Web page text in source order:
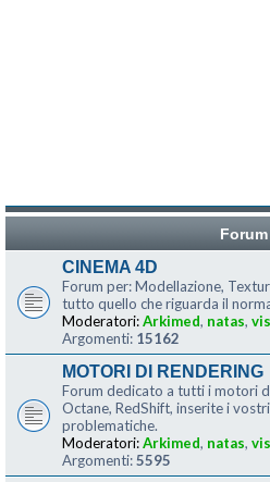
Forum
CINEMA 4D
Forum per: Modellazione,
tutto quello che riguarda il
Moderatori:Arkimed, natas,
Argomenti: 15162
MOTORI DI RENDERING
Forum dedicato a tutti i motori
Octane, RedShift, inserite i
problematiche.
Moderatori:Arkimed, natas,
Argomenti:5595